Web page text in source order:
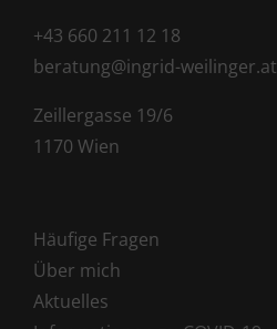
+43 660 211 12 18
beratung@ingrid-weilinger.at
Zeillergasse 19/6
1170 Wien
Häufige Fragen
Über mich
Aktuelles